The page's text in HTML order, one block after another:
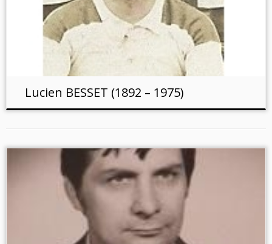
Lucien BESSET (1892 – 1975)